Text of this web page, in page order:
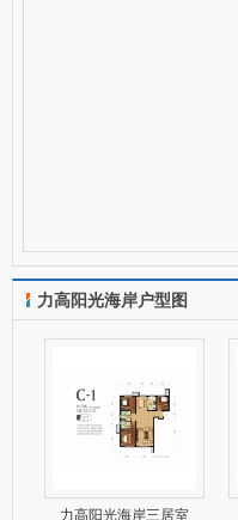
力高阳光海岸户型图
力高阳光海岸三居室